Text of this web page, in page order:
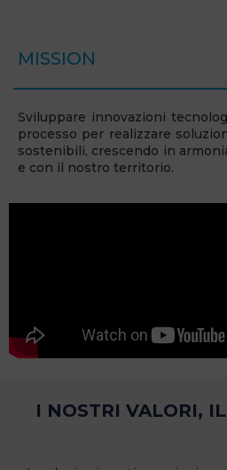
MISSION
Sviluppare innovazioni
processo per realizzare
sostenibili, crescendo in
e con il nostro territorio.
I NOSTRI VALORI,